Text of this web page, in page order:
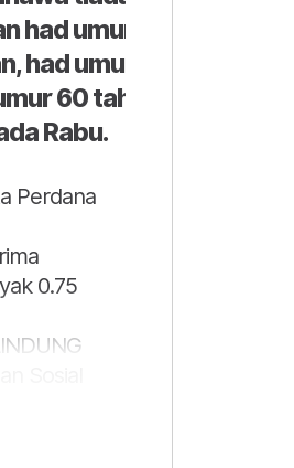
had umur persaraan
had umur persaraan
60 tahun," katanya
Rabu.
Perdana
0.75